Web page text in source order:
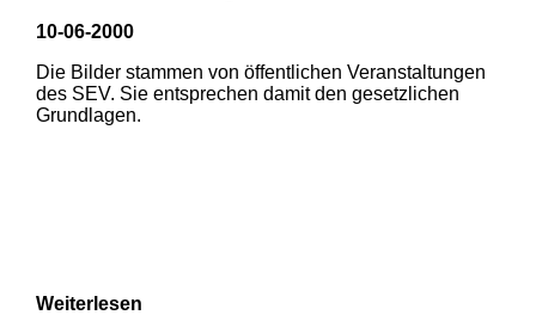
10-06-2000
Die Bilder stammen von öffentlichen Veranstaltungen
des SEV. Sie entsprechen damit den gesetzlichen
Grundlagen.
Weiterlesen